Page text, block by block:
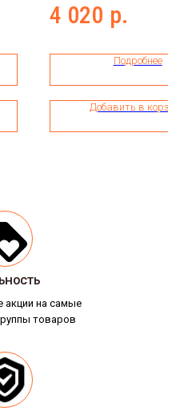
Laminaria repairing
4 020 р.
Подробнее
Добавить в
акции на самые
товаров